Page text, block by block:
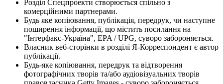
Розділ Спецпроекти створюється спільно з
комерційними партнерами.
Будь яке копіювання, публікація, передрук, чи наступне
поширення інформації, що містить посилання на
"Інтерфакс-Україна", EPA / UPG, суворо забороняється.
Власник веб-сторінки в розділі Я-Корреспондент є автор
публікації.
Будь-яке копіювання, передрук та відтворення
фотографічних творів та/або аудіовізуальних творів